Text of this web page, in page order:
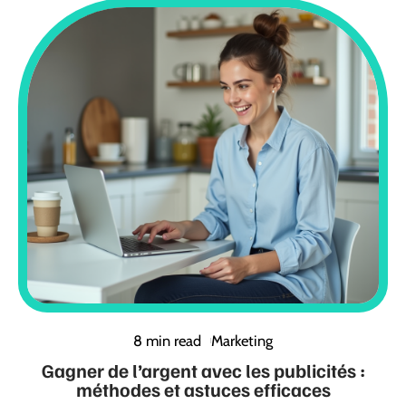
8 min read Marketing
Gagner de l’argent avec les publicités :
méthodes et astuces efficaces